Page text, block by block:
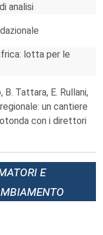
analisi
lotta per le
B. Tattara, E. Rullani,
un cantiere
con i direttori
e
1/2023